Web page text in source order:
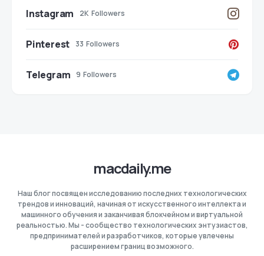
Instagram 2K Followers
Pinterest 33 Followers
Telegram 9 Followers
macdaily.me
Наш блог посвящен исследованию последних технологических
трендов и инноваций, начиная от искусственного интеллекта и
машинного обучения и заканчивая блокчейном и виртуальной
реальностью. Мы - сообщество технологических энтузиастов,
предпринимателей и разработчиков, которые увлечены
расширением границ возможного.